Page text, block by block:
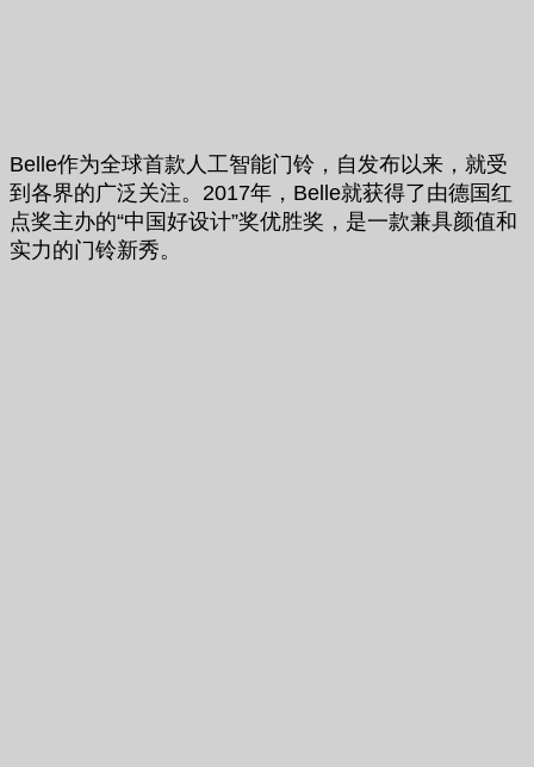
Belle作为全球首款人工智能门铃，自发布以来，就受
到各界的广泛关注。2017年，Belle就获得了由德国红
点奖主办的“中国好设计”奖优胜奖，是一款兼具颜值和
实力的门铃新秀。